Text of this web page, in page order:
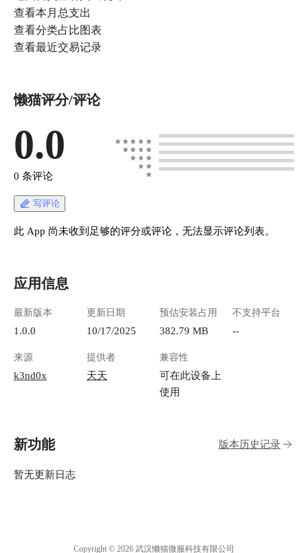
查看本月总支出
查看分类占比图表
懒猫评分/评论
0.0
0 条评论
写评论
此 App 尚未收到足够的评分或评论，无法显示评论列表。
应用信息
最新版本
1.0.0
更新日期
10/17/2025
预估安装占用
382.79 MB
不支持平台
--
来源
k3nd0x
提供者
天天
兼容性
可在此设备上
使用
新功能 版本历史记录
暂无更新日志
Copyright © 2026 武汉懒猫微服科技有限公司